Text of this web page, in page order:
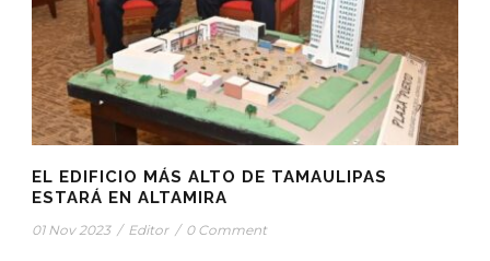
EL EDIFICIO MÁS ALTO DE TAMAULIPAS
ESTARÁ EN ALTAMIRA
01 Nov 2023 / Editor / 0 Comment